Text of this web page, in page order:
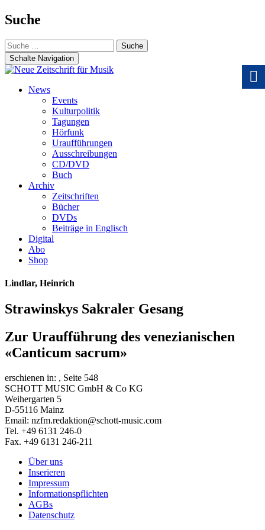
Suche
Suche
nach:
Schalte Navigation
Zum
News
Events
Kulturpolitik
Tagungen
Hörfunk
Uraufführungen
Ausschreibungen
CD/DVD
Buch
Archiv
Zeitschriften
Bücher
DVDs
Beiträge in Englisch
Digital
Abo
Shop
Lindlar, Heinrich
Strawinskys Sakraler Gesang
Zur Uraufführung des venezianischen
«Canticum sacrum»
erschienen in: , Seite 548
SCHOTT MUSIC GmbH & Co KG
Weihergarten 5
D-55116 Mainz
Email: nzfm.redaktion@schott-music.com
Tel. +49 6131 246-0
Fax. +49 6131 246-211
Über uns
Inserieren
Impressum
Informationspflichten
AGBs
Datenschutz